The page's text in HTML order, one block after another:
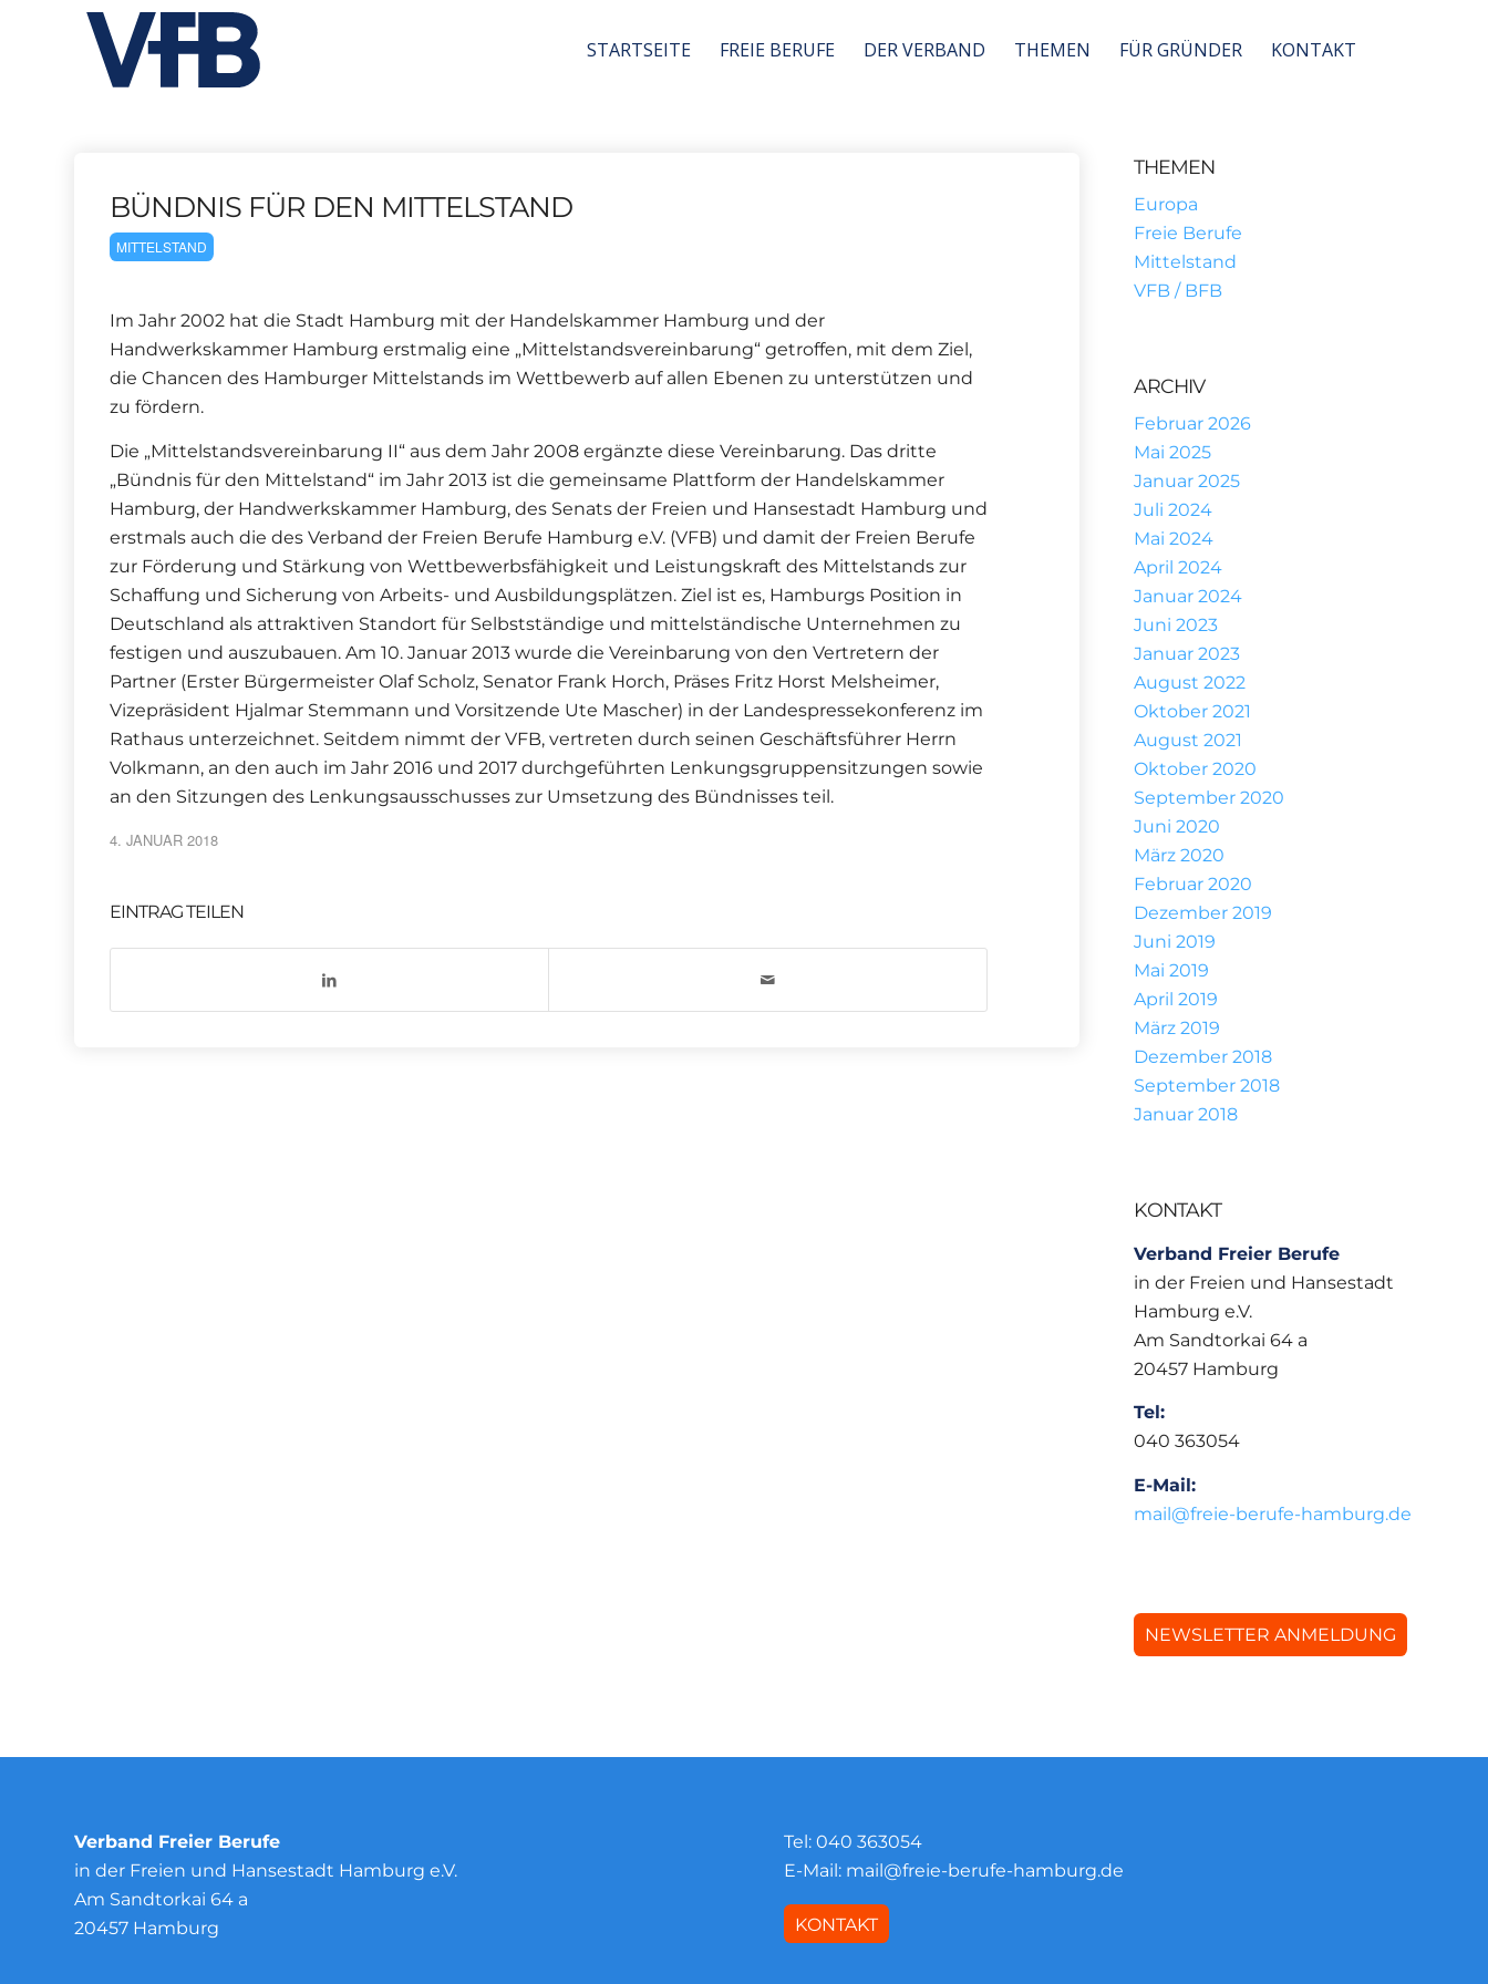
STARTSEITE FREIE BERUFE DER VERBAND THEMEN FÜR GRÜNDER KONTAKT
BÜNDNIS FÜR DEN MITTELSTAND
MITTELSTAND
Im Jahr 2002 hat die Stadt Hamburg mit der Handelskammer Hamburg und der
Handwerkskammer Hamburg erstmalig eine „Mittelstandsvereinbarung“ getroffen, mit dem Ziel,
die Chancen des Hamburger Mittelstands im Wettbewerb auf allen Ebenen zu unterstützen und
zu fördern.
Die „Mittelstandsvereinbarung II“ aus dem Jahr 2008 ergänzte diese Vereinbarung. Das dritte
„Bündnis für den Mittelstand“ im Jahr 2013 ist die gemeinsame Plattform der Handelskammer
Hamburg, der Handwerkskammer Hamburg, des Senats der Freien und Hansestadt Hamburg und
erstmals auch die des Verband der Freien Berufe Hamburg e.V. (VFB) und damit der Freien Berufe
zur Förderung und Stärkung von Wettbewerbsfähigkeit und Leistungskraft des Mittelstands zur
Schaffung und Sicherung von Arbeits- und Ausbildungsplätzen. Ziel ist es, Hamburgs Position in
Deutschland als attraktiven Standort für Selbstständige und mittelständische Unternehmen zu
festigen und auszubauen. Am 10. Januar 2013 wurde die Vereinbarung von den Vertretern der
Partner (Erster Bürgermeister Olaf Scholz, Senator Frank Horch, Präses Fritz Horst Melsheimer,
Vizepräsident Hjalmar Stemmann und Vorsitzende Ute Mascher) in der Landespressekonferenz im
Rathaus unterzeichnet. Seitdem nimmt der VFB, vertreten durch seinen Geschäftsführer Herrn
Volkmann, an den auch im Jahr 2016 und 2017 durchgeführten Lenkungsgruppensitzungen sowie
an den Sitzungen des Lenkungsausschusses zur Umsetzung des Bündnisses teil.
4. JANUAR 2018
EINTRAG TEILEN
THEMEN
Europa
Freie Berufe
Mittelstand
VFB / BFB
ARCHIV
Februar 2026
Mai 2025
Januar 2025
Juli 2024
Mai 2024
April 2024
Januar 2024
Juni 2023
Januar 2023
August 2022
Oktober 2021
August 2021
Oktober 2020
September 2020
Juni 2020
März 2020
Februar 2020
Dezember 2019
Juni 2019
Mai 2019
April 2019
März 2019
Dezember 2018
September 2018
Januar 2018
KONTAKT
Verband Freier Berufe
in der Freien und Hansestadt
Hamburg e.V.
Am Sandtorkai 64 a
20457 Hamburg
Tel:
040 363054
E-Mail:
mail@freie-berufe-hamburg.de
NEWSLETTER ANMELDUNG
Verband Freier Berufe
in der Freien und Hansestadt Hamburg e.V.
Am Sandtorkai 64 a
20457 Hamburg
Tel:040 363054
E-Mail: mail@freie-berufe-hamburg.de
KONTAKT